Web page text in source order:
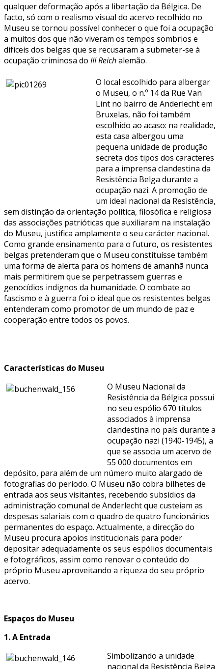
qualquer deformação após a libertação da Bélgica. De
facto, só com o realismo visual do acervo recolhido no
Museu se tornou possível conhecer o que foi a ocupação
a muitos dos que não viveram os tempos sombrios e
difíceis dos belgas que se recusaram a submeter-se à
ocupação criminosa do III Reichalemão.
O local escolhido para albergar
o Museu, o n.º 14 da Rue Van
Lint no bairro de Anderlecht em
Bruxelas, não foi também
escolhido ao acaso: na realidade,
esta casa albergou uma
pequena unidade de produção
secreta dos tipos dos caracteres
para a imprensa clandestina da
Resistência Belga durante a
ocupação nazi. A promoção de
um ideal nacional da Resistência,
sem distinção da orientação política, filosófica e religiosa
das associações patrióticas que auxiliaram na instalação
do Museu, justifica amplamente o seu carácter nacional.
Como grande ensinamento para o futuro, os resistentes
belgas pretenderam que o Museu constituísse também
uma forma de alerta para os homens de amanhã nunca
mais permitirem que se perpetrassem guerras e
genocídios indignos da humanidade. O combate ao
fascismo e à guerra foi o ideal que os resistentes belgas
entenderam como promotor de um mundo de paz e
cooperação entre todos os povos.
Características do Museu
O Museu Nacional da
Resistência da Bélgica possui
no seu espólio 670 títulos
associados à imprensa
clandestina no país durante a
ocupação nazi (1940-1945), a
que se associa um acervo de
55 000 documentos em
depósito, para além de um número muito alargado de
fotografias do período. O Museu não cobra bilhetes de
entrada aos seus visitantes, recebendo subsídios da
administração comunal de Anderlecht que custeiam as
despesas salariais com o quadro de quatro funcionários
permanentes do espaço. Actualmente, a direcção do
Museu procura apoios institucionais para poder
depositar adequadamente os seus espólios documentais
e fotográficos, assim como renovar o conteúdo do
próprio Museu aproveitando a riqueza do seu próprio
acervo.
Espaços do Museu
1. A Entrada
Simbolizando a unidade
nacional da Resistência Belga